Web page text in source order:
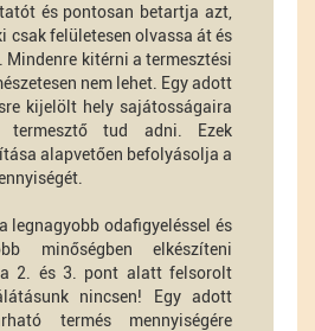
és pontosan betartja azt,
csak felületesen olvassa át és
Mindenre kitérni a termesztési
nem lehet. Egy adott
kijelölt hely sajátosságaira
tud adni. Ezek
alapvetően befolyásolja a
legnagyobb odafigyeléssel és
minőségben elkészíteni
a 2. és 3. pont alatt felsorolt
nincsen! Egy adott
termés mennyiségére